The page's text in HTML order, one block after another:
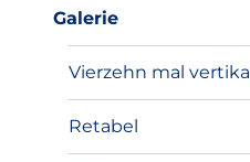
Galerie
Vierzehn mal vertikal
Retabel